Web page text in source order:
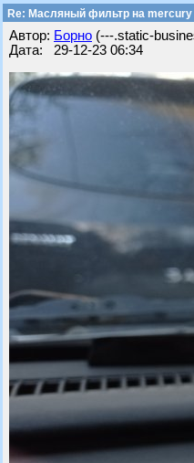
Re: Масляный фильтр на mercury
Автор: Борно (---.static-
Дата: 29-12-23 06:34